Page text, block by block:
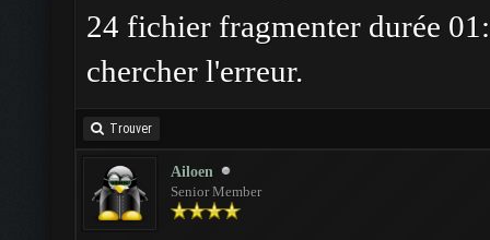
24 fichier fragmenter durée
chercher l'erreur.
Trouver
Ailoen
Senior Member